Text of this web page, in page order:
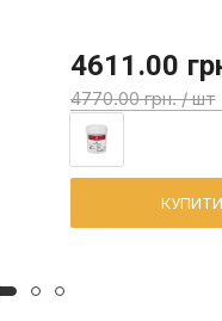
4611.00
4770.00 грн. / шт
КУПИТИ